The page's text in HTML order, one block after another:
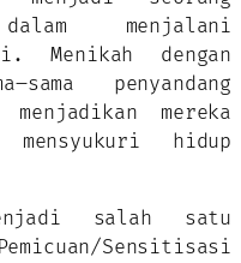
menjalani
Menikah dengan
penyandang
mereka
hidup
salah satu
Sensitisasi